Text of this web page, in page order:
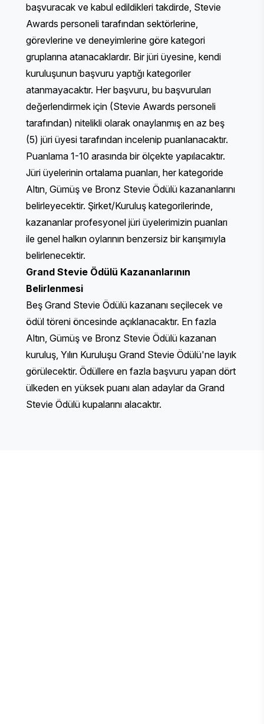
başvuracak ve kabul edildikleri takdirde, Stevie
Awards personeli tarafından sektörlerine,
görevlerine ve deneyimlerine göre kategori
gruplarına atanacaklardır. Bir jüri üyesine, kendi
kuruluşunun başvuru yaptığı kategoriler
atanmayacaktır. Her başvuru, bu başvuruları
değerlendirmek için (Stevie Awards personeli
tarafından) nitelikli olarak onaylanmış en az beş
(5) jüri üyesi tarafından incelenip puanlanacaktır.
Puanlama 1-10 arasında bir ölçekte yapılacaktır.
Jüri üyelerinin ortalama puanları, her kategoride
Altın, Gümüş ve Bronz Stevie Ödülü kazananlarını
belirleyecektir. Şirket/Kuruluş kategorilerinde,
kazananlar profesyonel jüri üyelerimizin puanları
ile genel halkın oylarının benzersiz bir karışımıyla
belirlenecektir.
Grand Stevie Ödülü Kazananlarının
Belirlenmesi
Beş Grand Stevie Ödülü kazananı seçilecek ve
ödül töreni öncesinde açıklanacaktır. En fazla
Altın, Gümüş ve Bronz Stevie Ödülü kazanan
kuruluş, Yılın Kuruluşu Grand Stevie Ödülü'ne layık
görülecektir. Ödüllere en fazla başvuru yapan dört
ülkeden en yüksek puanı alan adaylar da Grand
Stevie Ödülü kupalarını alacaktır.